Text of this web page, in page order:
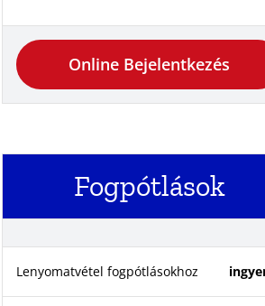
Online Bejelentkezés
Fogpótlások
Lenyomatvétel fogpótlásokhoz